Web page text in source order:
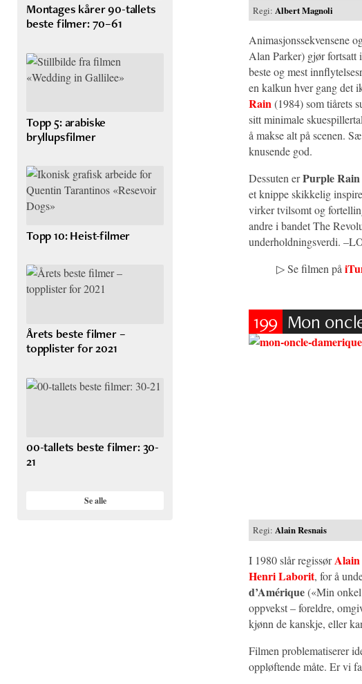
Regi:Albert Magnoli
Animasjonssekvensene
Alan Parker) gjør fortsatt
beste og mest
en kalkun hver gang det
Rain(1984) som tiårets
sitt minimale
å makse alt på scenen.
knusende god.
Dessuten erPurple Rain
et knippe skikkelig
virker tvilsomt og
andre i bandet The
underholdningsverdi.
▷Se filmen på
199 Mon
Regi:Alain Resnais
I 1980 slår regissørAlain
Henri Laborit, for å
d’Amérique(«Min
oppvekst – foreldre,
kjønn de kanskje, eller
Filmen problematiserer
oppløftende måte. Er vi
Montages kårer 90-tallets
beste filmer: 70–61
Topp 5: arabiske
bryllupsfilmer
Topp 10: Heist-filmer
Årets beste filmer –
topplister for 2021
00-tallets beste filmer: 30-
21
Se alle